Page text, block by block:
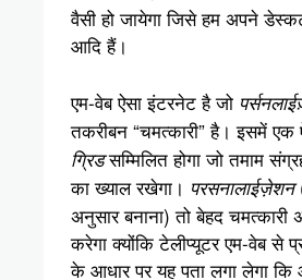
वैसी हो जायेगा जिसे हम अपने
आदि हैं।
एम-वेब ऐसा इंटरनेट है जो
तकरीबन “चमत्कारी” है। इसमें एक
ग्रिडसम्मिलित होगा जो तमाम
का ख्याल रखेगा। परसनालाईज़ेशन
अनुसार बनाना) तो बेहद चमत्कारी
करेगा क्योंकि टेलीप्यूटर एम-वेब से
के आधार पर यह पता लगा लेगा